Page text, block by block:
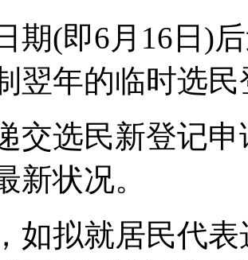
期(即6月16日)
翌年的临时选
交选民新登记
新状况。
如拟就居民代